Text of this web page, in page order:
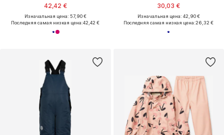
42,42 €
Изначальная цена: 57,90 €
Последняя самая низкая цена:42,42 €
30,03 €
Изначальная цена: 42,90 €
Последняя самая низкая цена:26,32 €